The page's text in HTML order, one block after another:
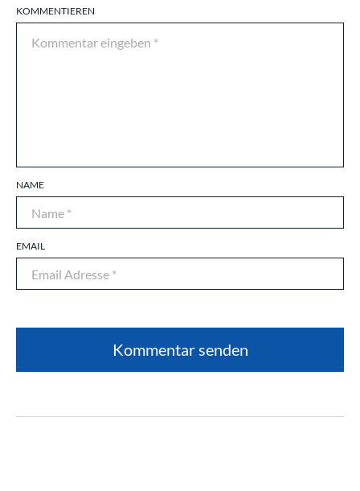
KOMMENTIEREN
NAME
EMAIL